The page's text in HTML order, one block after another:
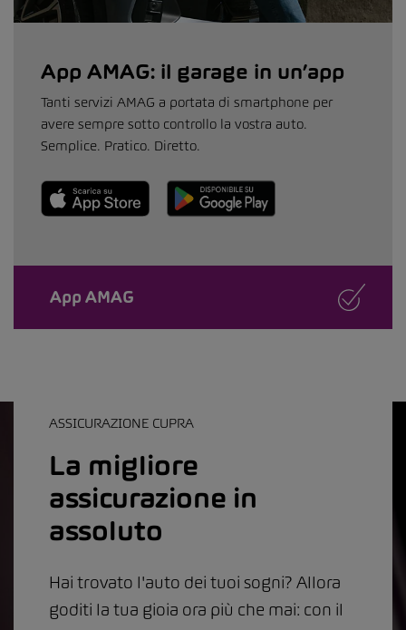
App AMAG: il garage in un’app
Tanti servizi AMAG a portata di smartphone per
avere sempre sotto controllo la vostra auto.
Semplice. Pratico. Diretto.
App AMAG
ASSICURAZIONE CUPRA
La migliore
assicurazione in
assoluto
Hai trovato l'auto dei tuoi sogni? Allora
goditi la tua gioia ora più che mai: con il